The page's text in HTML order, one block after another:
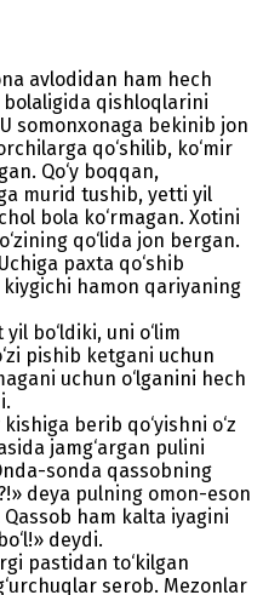
avlodidan ham hech
bolaligida qishloqlarini
somonxonaga bekinib jon
qo‘shilib, ko‘mir
Qo‘y boqqan,
murid tushib, yetti yil
bola ko‘rmagan. Xotini
qo‘lida jon bergan.
paxta qo‘shib
hamon qariyaning
bo‘ldiki, uni o‘lim
pishib ketgani uchun
uchun o‘lganini hech
berib qo‘yishni o‘z
jamg‘argan pulini
sonda qassobning
deya pulning omon-eson
ham kalta iyagini
deydi.
pastidan to‘kilgan
serob. Mezonlar